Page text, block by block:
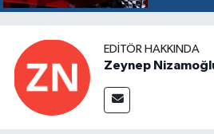
EDITÖR HAKKINDA
Zeynep